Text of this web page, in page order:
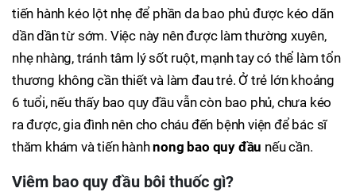
tiến hành kéo lột nhẹ để phần da bao phủ được kéo dãn
dần dần từ sớm. Việc này nên được làm thường xuyên,
nhẹ nhàng, tránh tâm lý sốt ruột, mạnh tay có thể làm tổn
thương không cần thiết và làm đau trẻ. Ở trẻ lớn khoảng
6 tuổi, nếu thấy bao quy đầu vẫn còn bao phủ, chưa kéo
ra được, gia đình nên cho cháu đến bệnh viện để bác sĩ
thăm khám và tiến hànhnong bao quy đầu nếu cần.
Viêm bao quy đầu bôi thuốc gì?